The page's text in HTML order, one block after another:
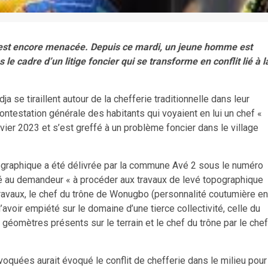
encore menacée. Depuis ce mardi, un jeune homme est
le cadre d’un litige foncier qui se transforme en conflit lié à
se tiraillent autour de la chefferie traditionnelle dans leur
générale des habitants qui voyaient en lui un chef «
2023 et s’est greffé à un problème foncier dans le village
a été délivrée par la commune Avé 2 sous le numéro
demandeur « à procéder aux travaux de levé topographique
le chef du trône de Wonugbo (personnalité coutumière en
empiété sur le domaine d’une tierce collectivité, celle du
présents sur le terrain et le chef du trône par le chef
aurait évoqué le conflit de chefferie dans le milieu pour